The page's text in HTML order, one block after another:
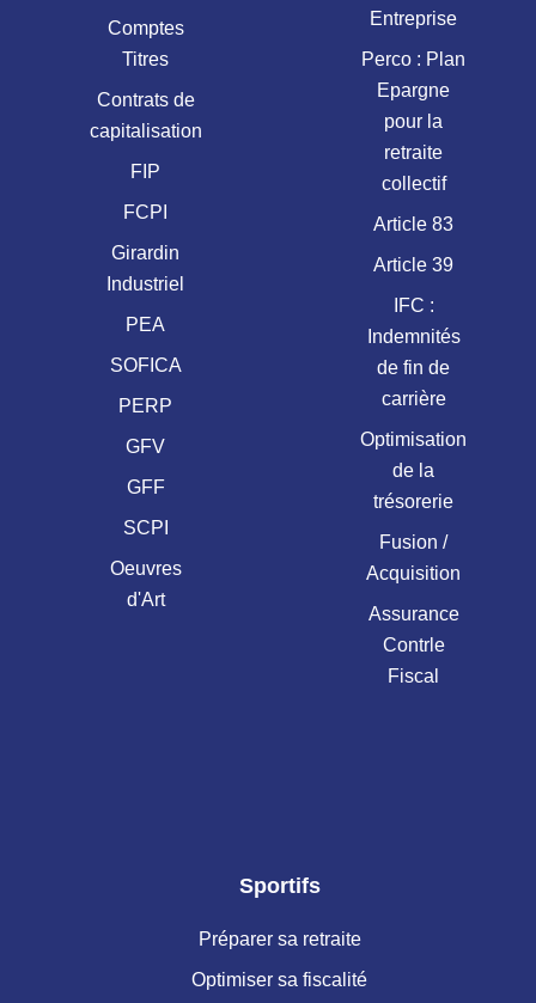
Comptes
Titres
Contrats de
capitalisation
FIP
FCPI
Girardin
Industriel
PEA
SOFICA
PERP
GFV
GFF
SCPI
Oeuvres
d'Art
Entreprise
Perco : Plan
Epargne
pour la
retraite
collectif
Article 83
Article 39
IFC :
Indemnités
de fin de
carrière
Optimisation
de la
trésorerie
Fusion /
Acquisition
Assurance
Contrle
Fiscal
Sportifs
Préparer sa retraite
Optimiser sa fiscalité